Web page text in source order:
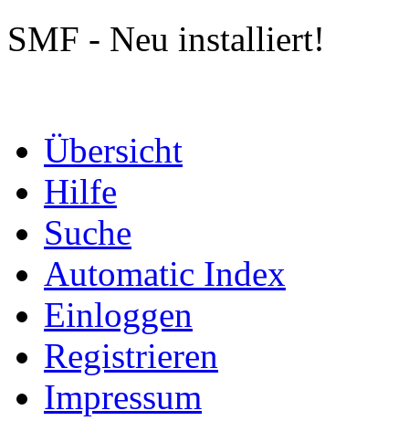
SMF - Neu installiert!
Übersicht
Hilfe
Suche
Automatic Index
Einloggen
Registrieren
Impressum